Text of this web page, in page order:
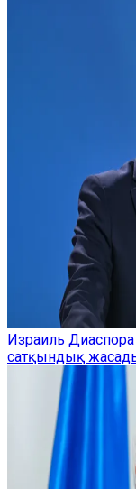
Израиль Диаспора
сатқындық